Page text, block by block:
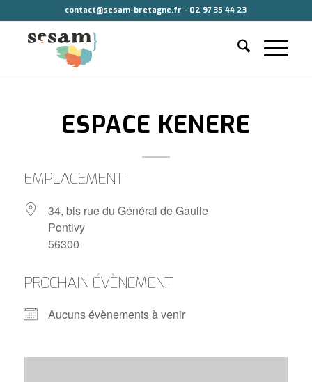
contact@sesam-bretagne.fr - 02 97 35 44 23
ESPACE KENERE
EMPLACEMENT
34, bis rue du Général de Gaulle
Pontivy
56300
PROCHAIN ÉVÈNEMENT
Aucuns évènements à venir